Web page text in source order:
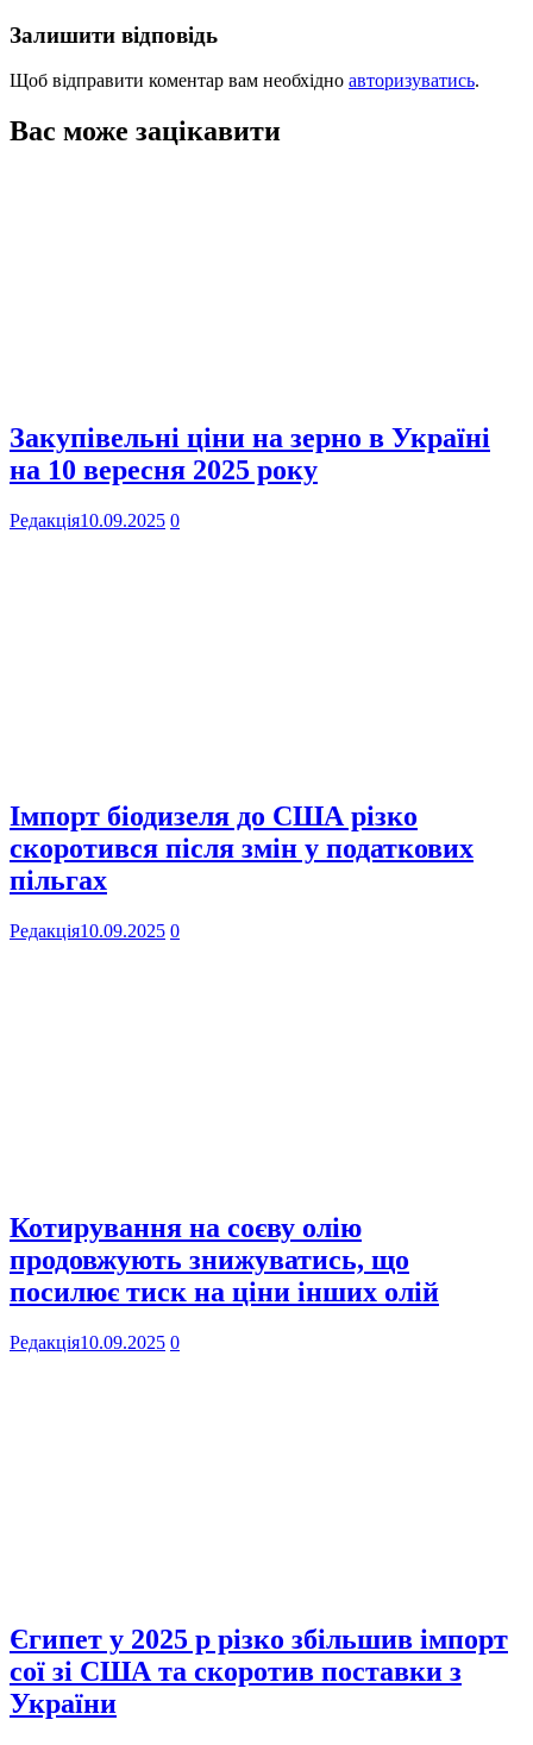
Залишити відповідь
Щоб відправити коментар вам необхідно авторизуватись.
Вас може зацікавити
Закупівельні ціни на зерно в Україні
на 10 вересня 2025 року
Редакція10.09.2025 0
Імпорт біодизеля до США різко
скоротився після змін у податкових
пільгах
Редакція10.09.2025 0
Котирування на соєву олію
продовжують знижуватись, що
посилює тиск на ціни інших олій
Редакція10.09.2025 0
Єгипет у 2025 р різко збільшив імпорт
сої зі США та скоротив поставки з
України